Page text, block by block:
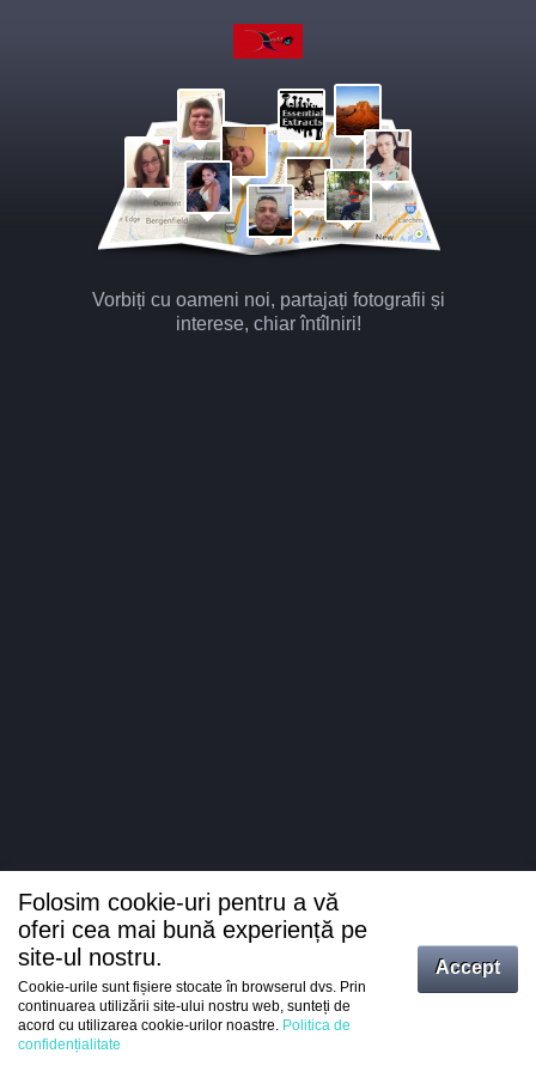
Vorbiți cu oameni noi, partajați fotografii și
interese, chiar întîlniri!
Intrați
Folosim cookie-uri pentru a vă
oferi cea mai bună experiență pe
site-ul nostru.
Cookie-urile sunt fișiere stocate în browserul dvs. Prin
continuarea utilizării site-ului nostru web, sunteți de
acord cu utilizarea cookie-urilor noastre. Politica de
confidențialitate
Accept